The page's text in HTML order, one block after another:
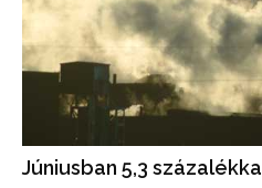
Júniusban 5,3